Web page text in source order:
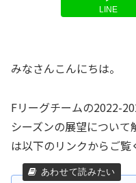
LINE
みなさんこんにちは。
Fリーグチームの2022-
シーズンの展望につい
は以下のリンクからご覧